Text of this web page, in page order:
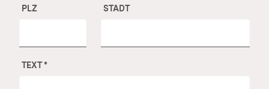
PLZ STADT
TEXT*